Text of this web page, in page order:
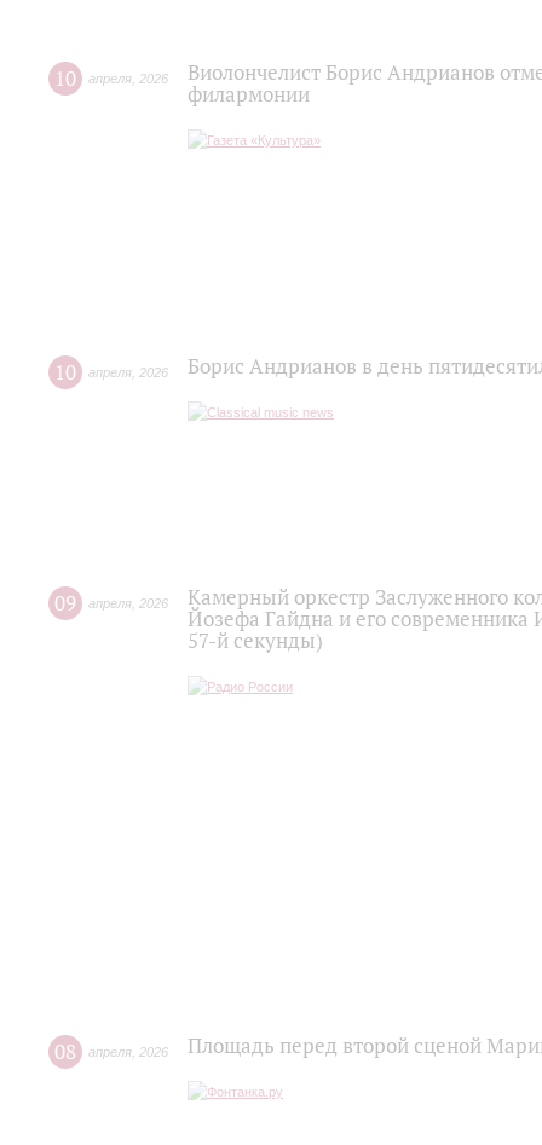
10 апреля 2026
Виолончелист Борис Андрианов
филармонии
10 апреля 2026 Борис Андрианов в день
09 апреля 2026
Камерный оркестр Заслуженного
Йозефа Гайдна и его современника
57-й секунды)
08 апреля 2026 Площадь перед второй сценой